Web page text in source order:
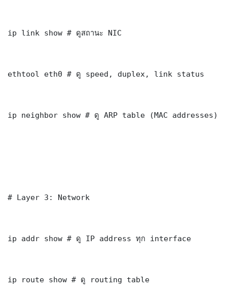
ip link show # ดูสถานะ NIC
ethtool eth0 # ดู speed, duplex, link status
ip neighbor show # ดู ARP table (MAC addresses)
# Layer 3: Network
ip addr show # ดู IP address ทุก interface
ip route show # ดู routing table